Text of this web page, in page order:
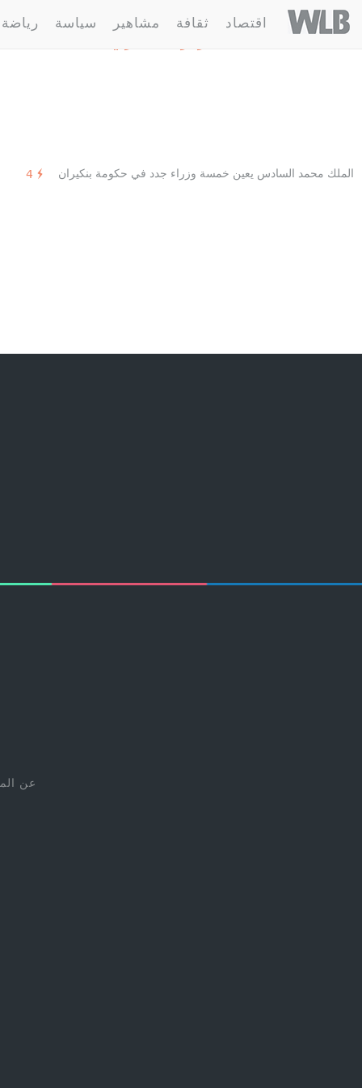
Welovebuzz
اقتصاد ثقافة مشاهير سياسة رياضة
1 مقالة : عبد العزيز العماري
الملك محمد السادس يعين خمسة وزراء جدد في حكومة بنكيران
عن